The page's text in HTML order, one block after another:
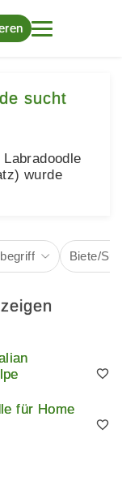
sucht
wurde
Biete/
für Home